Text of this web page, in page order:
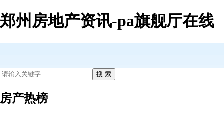
郑州房地产资讯-pa旗舰厅在线
房产热榜